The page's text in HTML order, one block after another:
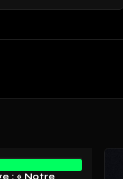
: « Notre